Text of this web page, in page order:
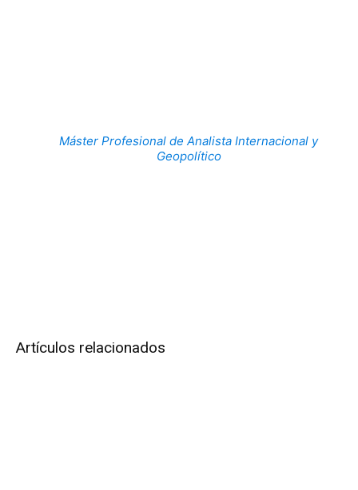
Máster Profesional de Analista Internacional y
Geopolítico
Artículos relacionados